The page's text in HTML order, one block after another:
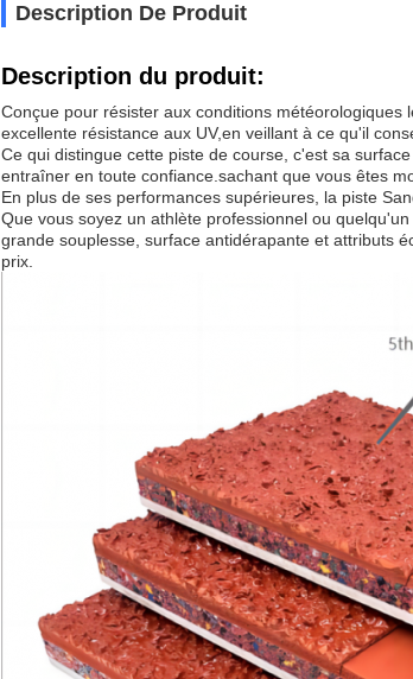
Description De Produit
Description du produit:
Conçue pour résister aux conditions
excellente résistance aux UV,en veillant à ce qu'il
Ce qui distingue cette piste de course, c'est sa
entraîner en toute confiance.sachant que vous êtes
En plus de ses performances supérieures, la piste
Que vous soyez un athlète professionnel ou
grande souplesse, surface antidérapante et attributs
prix.